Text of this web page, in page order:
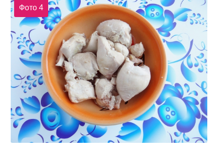
Фото 4